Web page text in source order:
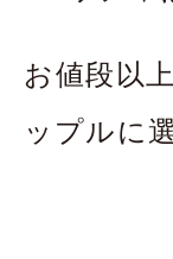
お値段以
ップルに